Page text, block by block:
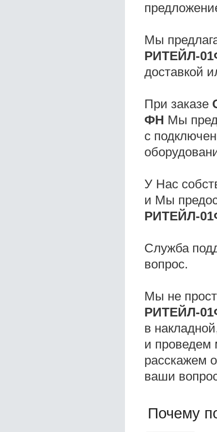
Мы
РИТЕЙЛ-
доставкой
При заказе
ФН Мы
с
У Нас
и Мы
РИТЕЙЛ-
Служба
вопрос.
Мы не
РИТЕЙЛ-
в
и проведем
расскажем
ваши
Почему